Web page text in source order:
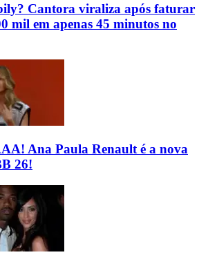
Cantora viraliza após faturar
mil em apenas 45 minutos no
Ana Paula Renault é a nova
26!